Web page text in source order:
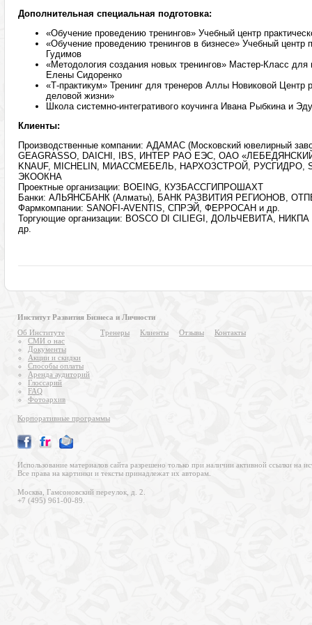
Дополнительная специальная подготовка:
«Обучение проведению тренингов» Учебный центр
«Обучение проведению тренингов в бизнесе» Учебный центр
Гудимов
«Методология создания новых тренингов» Мастер-Класс
Елены Сидоренко
«Т-практикум» Тренинг для тренеров Аллы Новиковой Центр
деловой жизни»
Школа системно-интегративого коучинга Ивана Рыбкина и
Клиенты:
Производственные компании: АДАМАС (Московский ювелирный
GEAGRASSO, DAICHI, IBS, ИНТЕР РАО ЕЭС, ОАО
KNAUF, MICHELIN, МИАССМЕБЕЛЬ, НАРХОЗСТРОЙ, РУСГИДРО,
ЭКООКНА
Проектные организации: BOEING, КУЗБАССГИПРОШАХТ
Банки: АЛЬЯНСБАНК (Алматы), БАНК РАЗВИТИЯ РЕГИОНОВ,
Фармкомпании: SANOFI-AVENTIS, СПРЭЙ, ФЕРРОСАН и др.
Торгующие организации: BOSCO DI CILIEGI, ДОЛЬЧЕВИТА,
др.
Институт Развития Бизнеса и Личности
Об Институте
СМИ о нас
Документы
Акции и скидки
Способы оплаты
Аренда аудиторий
Глоссарий
FAQ
Фотоархив
Тренеры Клиенты Отзывы Контакты
Корпоративные программы
Использование материалов сайта разрешено только при наличии активной ссылки на
Все права на картинки и тексты принадлежат их авторам.
Москва, Гамсоновский переулок, д. 2.
+7 (495) 961-00-89.